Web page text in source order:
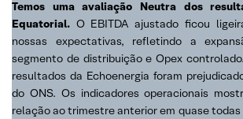
Temos uma avaliação Neutra dos
Equatorial. O EBITDA ajustado ficou
nossas expectativas, refletindo a
segmento de distribuição e Opex
resultados da Echoenergia foram
do ONS. Os indicadores operacionais
relação ao trimestre anterior em quase